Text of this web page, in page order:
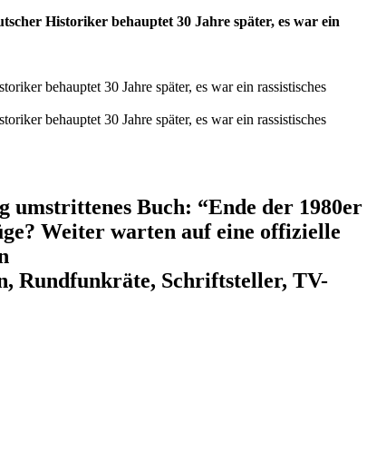
Historiker behauptet 30 Jahre später, es war ein
behauptet 30 Jahre später, es war ein rassistisches
behauptet 30 Jahre später, es war ein rassistisches
umstrittenes Buch: “Ende der 1980er
Weiter warten auf eine offizielle
Rundfunkräte, Schriftsteller, TV-